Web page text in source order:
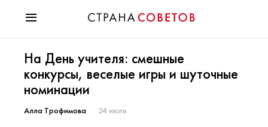
Мода
Звезды
Гороскопы
Здоровье
На День учителя: смешные
конкурсы, веселые игры и шуточные
номинации
Алла Трофимова 24 июля